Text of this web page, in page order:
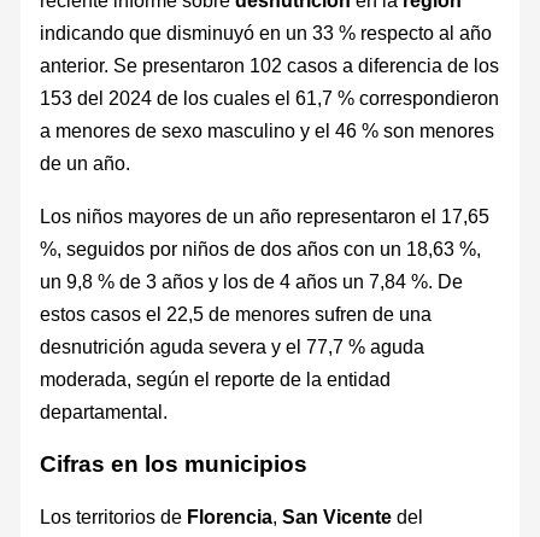
indicando que disminuyó en un 33 % respecto al año
anterior. Se presentaron 102 casos a diferencia de los
153 del 2024 de los cuales el 61,7 % correspondieron
a menores de sexo masculino y el 46 % son menores
de un año.
Los niños mayores de un año representaron el 17,65
%, seguidos por niños de dos años con un 18,63 %,
un 9,8 % de 3 años y los de 4 años un 7,84 %. De
estos casos el 22,5 de menores sufren de una
desnutrición aguda severa y el 77,7 % aguda
moderada, según el reporte de la entidad
departamental.
Cifras en los municipios
Los territorios de Florencia,San Vicente del